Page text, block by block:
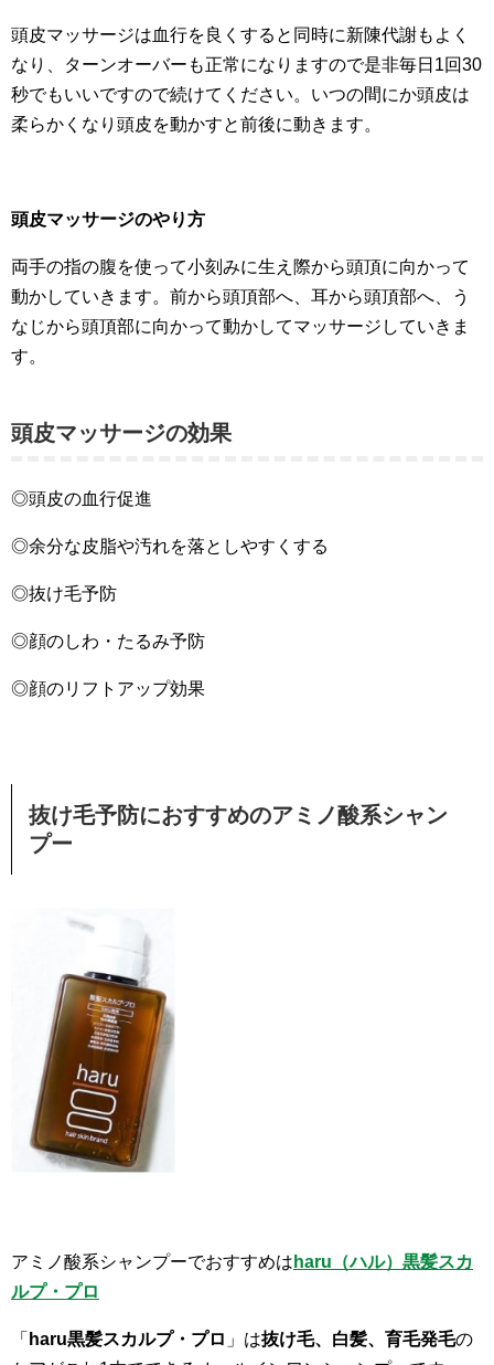
頭皮マッサージは血行を良くすると同時に新陳代謝もよく
なり、ターンオーバーも正常になりますので是非毎日1回30
秒でもいいですので続けてください。いつの間にか頭皮は
柔らかくなり頭皮を動かすと前後に動きます。
頭皮マッサージのやり方
両手の指の腹を使って小刻みに生え際から頭頂に向かって
動かしていきます。前から頭頂部へ、耳から頭頂部へ、う
なじから頭頂部に向かって動かしてマッサージしていきま
す。
頭皮マッサージの効果
◎頭皮の血行促進
◎余分な皮脂や汚れを落としやすくする
◎抜け毛予防
◎顔のしわ・たるみ予防
◎顔のリフトアップ効果
抜け毛予防におすすめのアミノ酸系シャン
プー
アミノ酸系シャンプーでおすすめは haru（ハル）黒髪スカ
ルプ・プロ
「 haru黒髪スカルプ・プロ 」は抜け毛、白髪、育毛発毛の